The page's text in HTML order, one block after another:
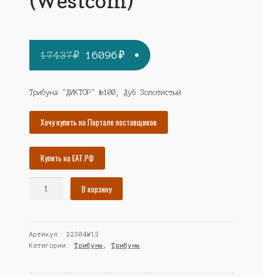
17437₽ Первоначальная
цена
составляла
17437₽.
16096₽Текущая
цена:
16096₽.
Трибуна "ДИКТОР" №100, Дуб Золотистый
Хочу купить на Портале поставщиков
Купить на ЕАТ.РФ
№100,
Дуб
(Westcom)
В корзину
Артикул: 22304W12
Категории:Трибуны ,Трибуны